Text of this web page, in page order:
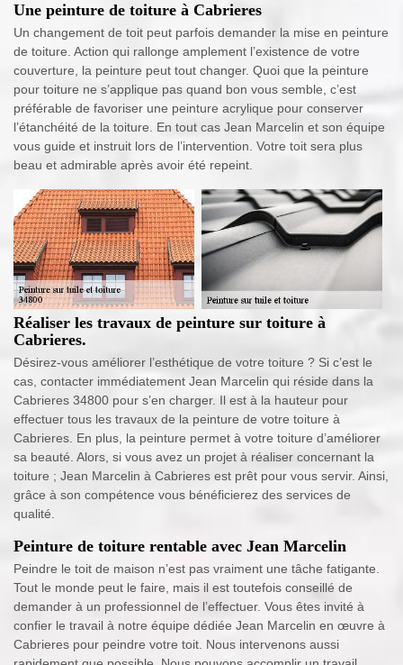
Une peinture de toiture à Cabrieres
Un changement de toit peut parfois demander la mise en peinture
de toiture. Action qui rallonge amplement l’existence de votre
couverture, la peinture peut tout changer. Quoi que la peinture
pour toiture ne s’applique pas quand bon vous semble, c’est
préférable de favoriser une peinture acrylique pour conserver
l’étanchéité de la toiture. En tout cas Jean Marcelin et son équipe
vous guide et instruit lors de l’intervention. Votre toit sera plus
beau et admirable après avoir été repeint.
Réaliser les travaux de peinture sur toiture à
Cabrieres.
Désirez-vous améliorer l’esthétique de votre toiture ? Si c’est le
cas, contacter immédiatement Jean Marcelin qui réside dans la
Cabrieres 34800 pour s’en charger. Il est à la hauteur pour
effectuer tous les travaux de la peinture de votre toiture à
Cabrieres. En plus, la peinture permet à votre toiture d’améliorer
sa beauté. Alors, si vous avez un projet à réaliser concernant la
toiture ; Jean Marcelin à Cabrieres est prêt pour vous servir. Ainsi,
grâce à son compétence vous bénéficierez des services de
qualité.
Peinture de toiture rentable avec Jean Marcelin
Peindre le toit de maison n’est pas vraiment une tâche fatigante.
Tout le monde peut le faire, mais il est toutefois conseillé de
demander à un professionnel de l’effectuer. Vous êtes invité à
confier le travail à notre équipe dédiée Jean Marcelin en œuvre à
Cabrieres pour peindre votre toit. Nous intervenons aussi